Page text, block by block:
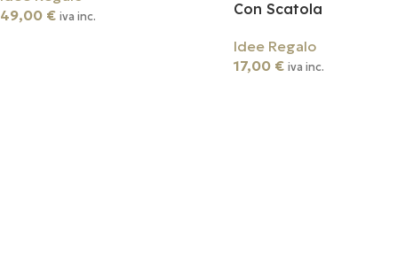
49,00 € iva inc.
Con Scatola
Idee Regalo
17,00 € iva inc.